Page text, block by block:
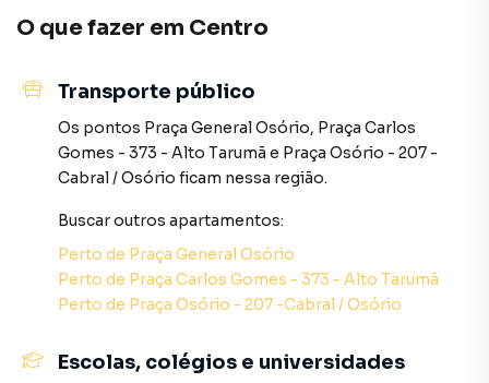
deseja mais informações sobre Apartamento em
Curitiba? Entre em contato com nossa equipe pelo
A Haas Imóveis tem mais opções de apartamentos, casas
residenciais e comerciais, sobrados, terrenos, lojas e
barracões para venda ou locação, além de
planta em Centro e em outras regiões de Curitiba. Aqui
você encontra milhares de ofertas para encontrar o imóvel
que mais combina com seu estilo de vida.
comprar ou alugar um imóvel em Curitiba mesmo não
O que fazer em Centro
Transporte público
Os pontos Praça General Osório, Praça Carlos
Gomes - 373 - Alto Tarumã e Praça Osório - 207 -
Cabral / Osório ficam nessa região.
Buscar outros apartamentos:
Perto de Praça General Osório
Perto de Praça Carlos Gomes - 373 - Alto Tarumã
Perto de Praça Osório - 207 -Cabral / Osório
Escolas, colégios e universidades